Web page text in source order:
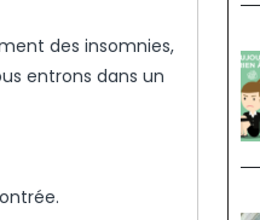
des insomnies,
entrons dans un